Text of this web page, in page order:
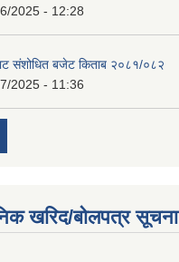
2025 - 12:28
संशोधित बजेट किताब २०८१/०८२
2025 - 11:36
खरिद/बोलपत्र सूचना